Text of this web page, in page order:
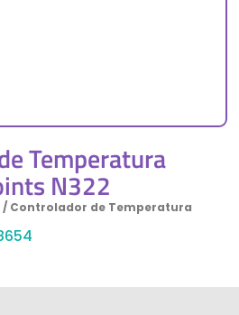
Temperatura
N322
/ Controlador de Temperatura